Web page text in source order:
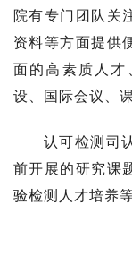
院有专门团队关
资料等方面提供
面的高素质人才
设、国际会议、
认可检测司
前开展的研究课
验检测人才培养